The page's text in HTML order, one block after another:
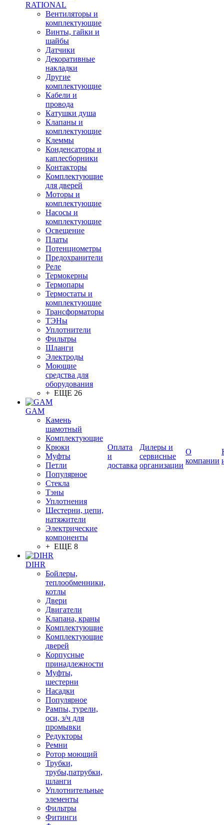
RATIONAL
Вентиляторы и
комплектующие
Винты, гайки и
шайбы
Датчики
Декоративные
накладки
Другие
комплектующие
Кабели и
провода
Катушки душа
Клапаны и
комплектующие
Клеммы
Конденсаторы и
каплесборники
Контакторы
Комплектующие
для дверей
Моторы и
комплектующие
Насосы и
комплектующие
Освещение
Платы
Потенциометры
Предохранители
Реле
Термокерны
Термопары
Термостаты и
комплектующие
Трансформаторы
ТЭНы
Уплотнители
Фильтры
Шланги
Электроды
Моющие
средства для
оборудования
+ ЕЩЕ 26
GAM
Камень
шамотный
Комплектующие
Крюки
Муфты
Петли
Популярное
Стекла
Тэны
Уплотнения
Шестерни, цепи,
натяжители
Электрические
компоненты
+ ЕЩЕ 8
DIHR
Бойлеры,
теплообменники,
котлы
Двери
Двигатели
Клапана, краны
Комплектующие
Комплектующие
дверей
Корпусные
принадлежности
Муфты,
шестерни
Насадки
Популярное
Рампы, турели,
оси, з/ч для
промывки
Редукторы
Ремни
Ротор моющий
Трубки,
трубы,патрубки,
шланги
Уплотнительные
элементы
Фильтры
Фитинги
Оплата
и
доставка
Дилеры и
сервисные
организации
О
компании